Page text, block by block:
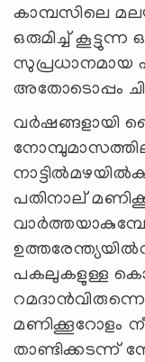
കാമ്പസിലെ
ഒരുമിച്ച്
സുപ്രധാനമായ
അതോടൊപ്പം
വര്‍ഷങ്ങളായി
പതിനാല്
പകലുകളുള്ള
മണിക്കൂറോളം
താണ്ടിക്കടന്ന്